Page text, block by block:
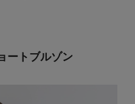
ートブルゾン